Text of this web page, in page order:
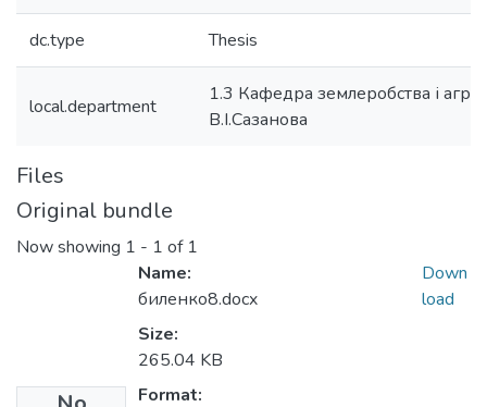
dc.type Thesis
local.department
1.3 Кафедра землеробства і
В.І.Сазанова
Files
Original bundle
Now showing 1 - 1 of 1
Name:
биленко8.docx
Size:
265.04 KB
Format:
Down
load